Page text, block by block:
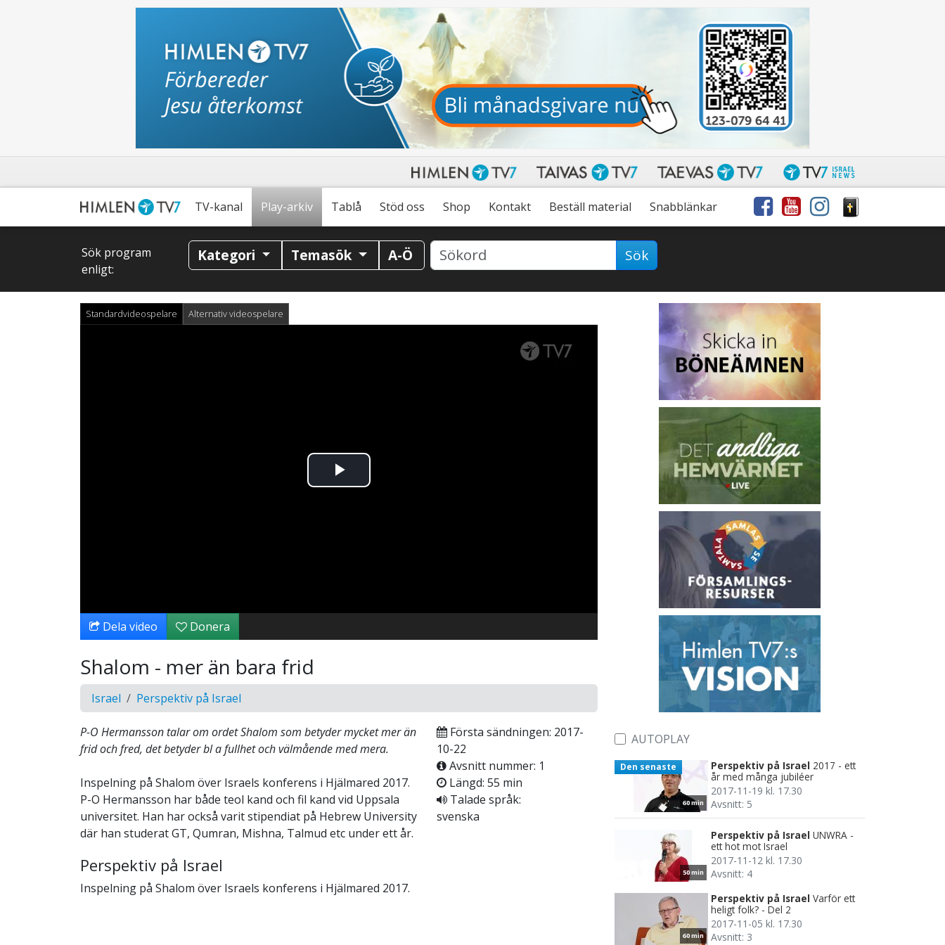
TV-kanal Play-arkiv Tablå Stöd oss Shop Kontakt Beställ material Snabblänkar
Sök program
enligt:
Kategori Temasök A-Ö Sök
Standardvideospelare Alternativ videospelare
Spela
Dela video Donera
Shalom - mer än bara frid
Israel Perspektiv på Israel
P-O Hermansson talar om ordet Shalom som betyder mycket mer än
frid och fred, det betyder bl a fullhet och välmående med mera.
Inspelning på Shalom över Israels konferens i Hjälmared 2017.
P-O Hermansson har både teol kand och fil kand vid Uppsala
universitet. Han har också varit stipendiat på Hebrew University
där han studerat GT, Qumran, Mishna, Talmud etc under ett år.
Perspektiv på Israel
Inspelning på Shalom över Israels konferens i Hjälmared 2017.
Första sändningen: 2017-
10-22
Avsnitt nummer: 1
Längd: 55 min
Talade språk:
svenska
AUTOPLAY
60 min
Den senaste Perspektiv på Israel 2017 - ett
år med många jubiléer
2017-11-19 kl. 17.30
Avsnitt: 5
50 min
Perspektiv på Israel UNWRA -
ett hot mot Israel
2017-11-12 kl. 17.30
Avsnitt: 4
60 min
Perspektiv på Israel Varför ett
heligt folk? - Del 2
2017-11-05 kl. 17.30
Avsnitt: 3